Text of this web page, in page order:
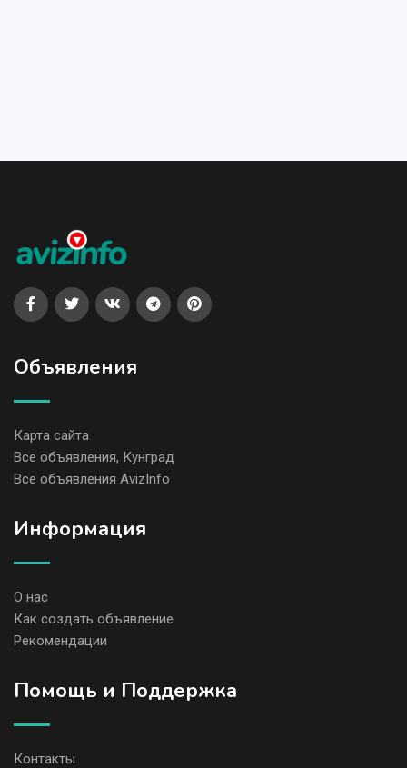
Объявления
Карта сайта
Все объявления, Кунград
Все объявления AvizInfo
Информация
О нас
Как создать объявление
Рекомендации
Помощь и Поддержка
Контакты